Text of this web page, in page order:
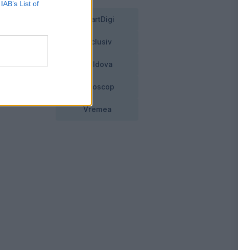
IAB’s List of
a
SmartDigi
Exclusiv
Moldova
Horoscop
Vremea